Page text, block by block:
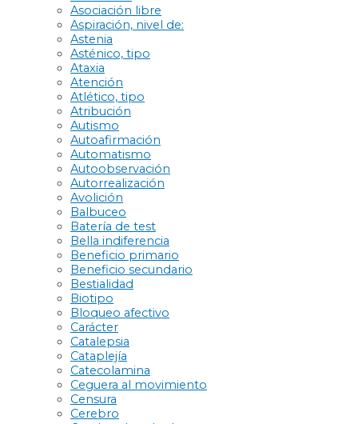
Asociación libre
Aspiración, nivel de:
Astenia
Asténico, tipo
Ataxia
Atención
Atlético, tipo
Atribución
Autismo
Autoafirmación
Automatismo
Autoobservación
Autorrealización
Avolición
Balbuceo
Batería de test
Bella indiferencia
Beneficio primario
Beneficio secundario
Bestialidad
Biotipo
Bloqueo afectivo
Carácter
Catalepsia
Cataplejía
Catecolamina
Ceguera al movimiento
Censura
Cerebro